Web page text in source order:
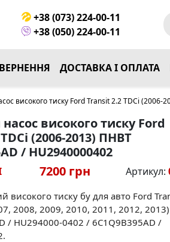
+38 (073) 224-00-11
+38 (050) 224-00-11
ДОСТАВКА І ОПЛАТА
високого тиску Ford Transit 2.2 TDCi
високого тиску Ford
(2006-2013) ПНВТ
/ HU2940000402
7200 грн Артикул:
високого тиску бу для авто Ford
2008, 2009, 2010, 2011, 2012,
/ HU294000-0402 / 6C1Q9B395AD /